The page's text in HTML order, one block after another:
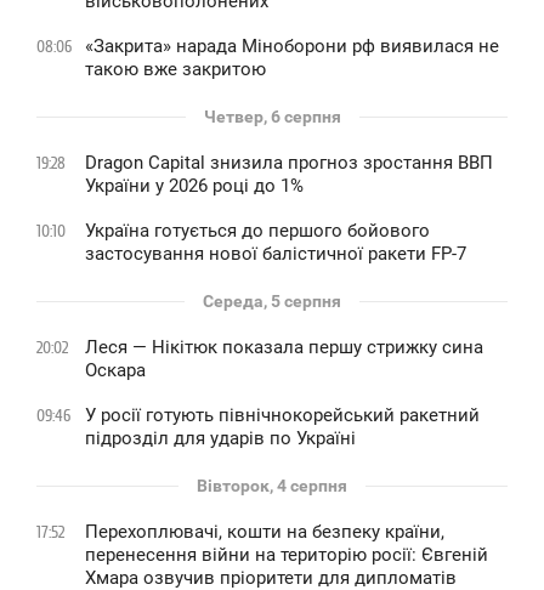
08:06
«Закрита» нарада Міноборони рф виявилася не
такою вже закритою
Четвер, 6 серпня
19:28
Dragon Capital знизила прогноз зростання ВВП
України у 2026 році до 1%
10:10
Україна готується до першого бойового
застосування нової балістичної ракети FP-7
Середа, 5 серпня
20:02
Леся — Нікітюк показала першу стрижку сина
Оскара
09:46
У росії готують північнокорейський ракетний
підрозділ для ударів по Україні
Вівторок, 4 серпня
17:52
Перехоплювачі, кошти на безпеку країни,
перенесення війни на територію росії: Євгеній
Хмара озвучив пріоритети для дипломатів